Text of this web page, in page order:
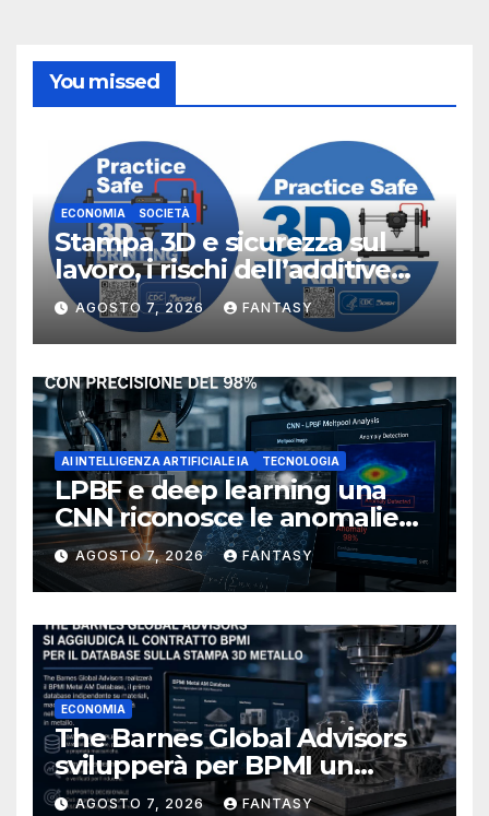
You missed
ECONOMIA SOCIETÀ
Stampa 3D e sicurezza sul
lavoro, i rischi dell’additive
manufacturing secondo
NIOSH
AGOSTO 7, 2026 FANTASY
AI INTELLIGENZA ARTIFICIALE IA TECNOLOGIA
LPBF e deep learning una
CNN riconosce le anomalie
del bagno di fusione
AGOSTO 7, 2026 FANTASY
ECONOMIA
The Barnes Global Advisors
svilupperà per BPMI un
database per la stampa 3D
AGOSTO 7, 2026 FANTASY